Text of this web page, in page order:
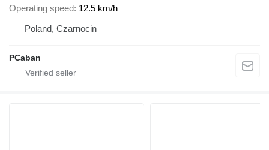
Operating speed 12.5 km/h
Poland, Czarnocin
PCaban